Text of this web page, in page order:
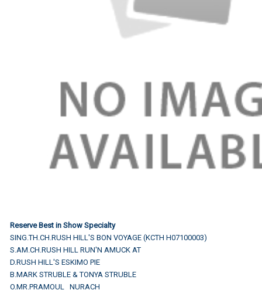
ReserveBest in Show Specialty
SING.TH.CH.RUSH HILL'S BON VOYAGE (KCTH H07100003)
S.AM.CH.RUSH HILL RUN'N AMUCK AT
D.RUSH HILL'S ESKIMO PIE
B.MARK STRUBLE & TONYA STRUBLE
O.MR.PRAMOUL NURACH